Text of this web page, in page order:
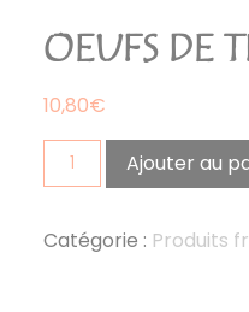
OEUFS DE
10,80€
quantité
de
de
Ajouter au
Catégorie : Produits